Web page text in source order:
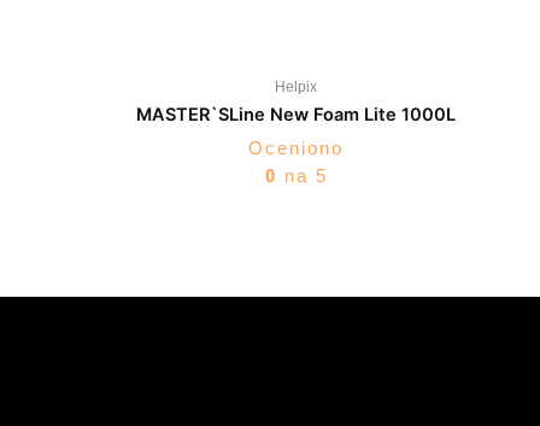
Helpix
MASTER`SLine New Foam Lite 1000L
Oceniono
0 na 5